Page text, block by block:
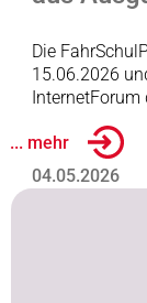
Die
15.06.2026
... mehr
04.05.2026